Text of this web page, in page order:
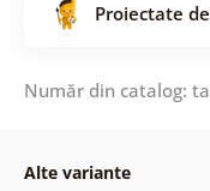
Proiectate
Număr din catalog:
Alte variante